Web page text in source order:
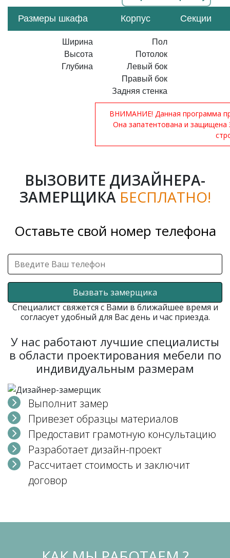
Размеры шкафа Корпус Секции
Ширина
Высота
Глубина
Пол
Потолок
Левый бок
Правый бок
Задняя стенка
ВНИМАНИЕ! Данная программа
Она запатентована и
ВЫЗОВИТЕ ДИЗАЙНЕРА-
ЗАМЕРЩИКА БЕСПЛАТНО!
Оставьте свой номер телефона
Вызвать замерщика
Специалист свяжется с Вами в ближайшее время и
согласует удобный для Вас день и час приезда.
У нас работают лучшие специалисты
в области проектирования мебели по
индивидуальным размерам
Выполнит замер
Привезет образцы материалов
Предоставит грамотную консультацию
Разработает дизайн-проект
Рассчитает стоимость и заключит
договор